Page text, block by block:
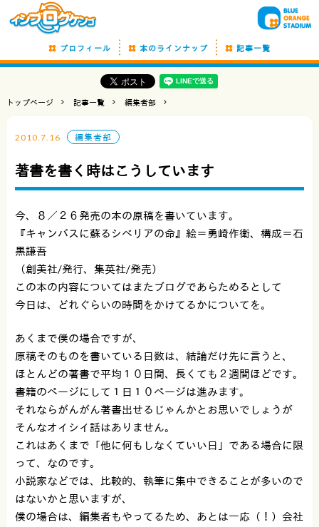
プロフィール 本のラインナップ 記事一覧
トップページ 記事一覧 編集者部
2010.7.16 編集者部
著書を書く時はこうしています
今、８／２６発売の本の原稿を書いています。
『キャンバスに蘇るシベリアの命』絵＝勇崎作衛、構成＝石
黒謙吾
（創美社/発行、集英社/発売）
この本の内容についてはまたブログであらためるとして
今日は、どれぐらいの時間をかけてるかについてを。
あくまで僕の場合ですが、
原稿そのものを書いている日数は、結論だけ先に言うと、
ほとんどの著書で平均１０日間、長くても２週間ほどです。
書籍のページにして１日１０ページは進みます。
それならがんがん著書出せるじゃんかとお思いでしょうが
そんなオイシイ話はありません。
これはあくまで「他に何もしなくていい日」である場合に限
って、なのです。
小説家などでは、比較的、執筆に集中できることが多いので
はないかと思いますが、
僕の場合は、編集者もやってるため、あとは一応（！）会社